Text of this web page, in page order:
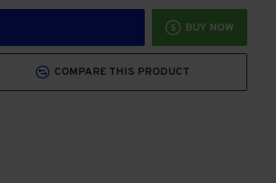
BUY NOW
COMPARE THIS PRODUCT